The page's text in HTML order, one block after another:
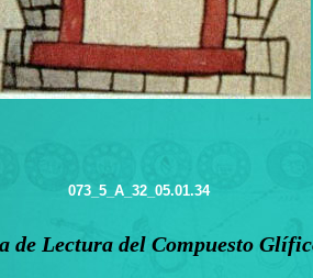
073_5_A_32_05.01.34
de Lectura del Compuesto